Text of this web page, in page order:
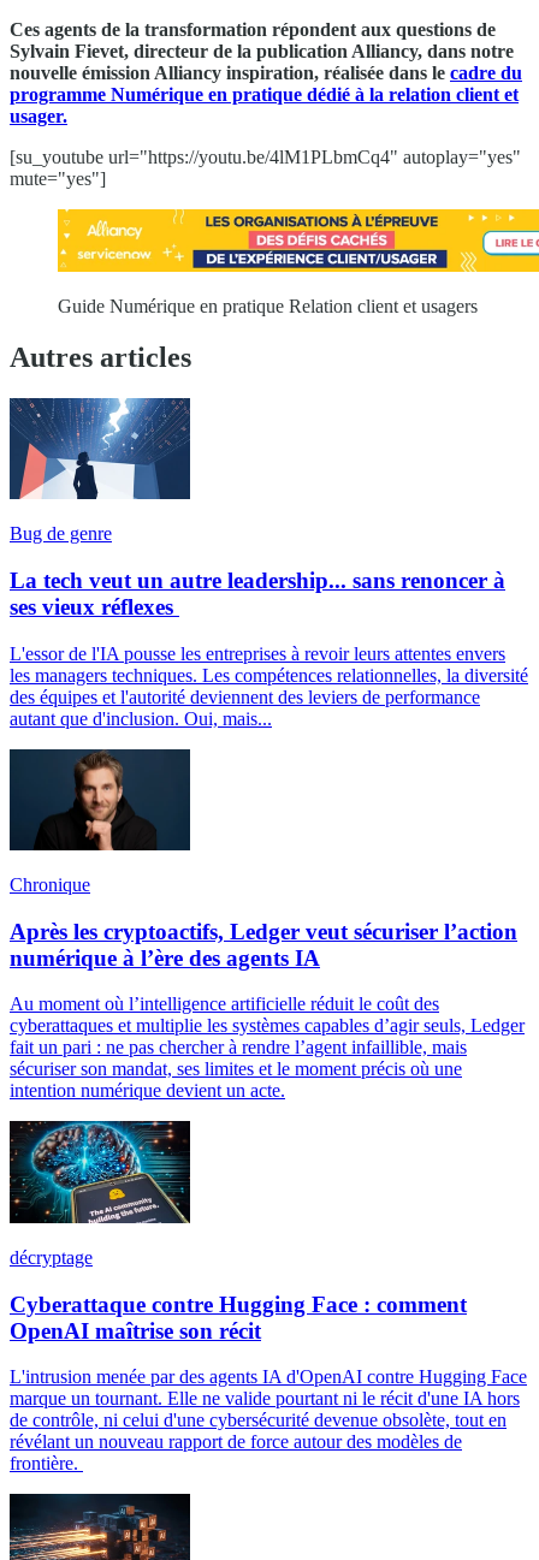
Ces agents de la transformation répondent aux questions de
Sylvain Fievet, directeur de la publication Alliancy, dans notre
nouvelle émission Alliancy inspiration, réalisée dans le cadre du
programme Numérique en pratique dédié à la relation client et
usager.
[su_youtube url="https://youtu.be/4lM1PLbmCq4" autoplay="yes"
mute="yes"]
Guide Numérique en pratique Relation client et usagers
Autres articles
Bug de genre
La tech veut un autre leadership... sans renoncer à
ses vieux réflexes
L'essor de l'IA pousse les entreprises à revoir leurs attentes envers
les managers techniques. Les compétences relationnelles, la diversité
des équipes et l'autorité deviennent des leviers de performance
autant que d'inclusion. Oui, mais...
Chronique
Après les cryptoactifs, Ledger veut sécuriser l’action
numérique à l’ère des agents IA
Au moment où l’intelligence artificielle réduit le coût des
cyberattaques et multiplie les systèmes capables d’agir seuls, Ledger
fait un pari : ne pas chercher à rendre l’agent infaillible, mais
sécuriser son mandat, ses limites et le moment précis où une
intention numérique devient un acte.
décryptage
Cyberattaque contre Hugging Face : comment
OpenAI maîtrise son récit
L'intrusion menée par des agents IA d'OpenAI contre Hugging Face
marque un tournant. Elle ne valide pourtant ni le récit d'une IA hors
de contrôle, ni celui d'une cybersécurité devenue obsolète, tout en
révélant un nouveau rapport de force autour des modèles de
frontière.